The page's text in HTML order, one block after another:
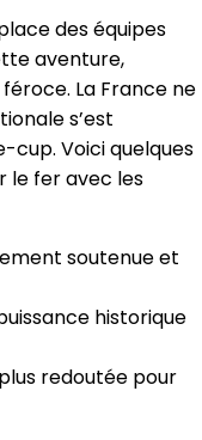
des équipes
aventure,
La France ne
s’est
Voici quelques
le fer avec les
soutenue et
historique
redoutée pour